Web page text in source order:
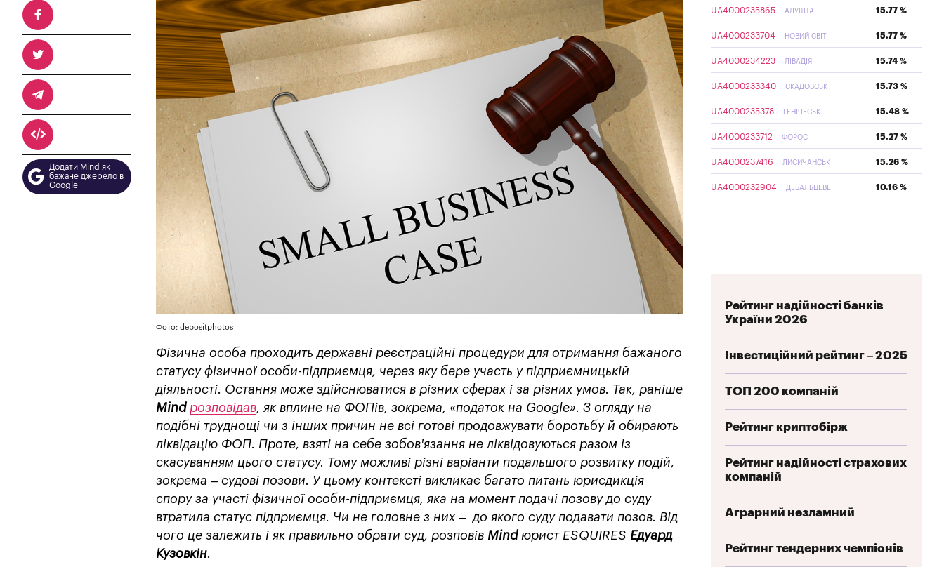
Додати Mind як
бажане джерело в
Google
Фото: depositphotos
Фізична особа проходить державні реєстраційні процедури для отримання бажаного
статусу фізичної особи-підприємця, через яку бере участь у підприємницькій
діяльності. Остання може здійснюватися в різних сферах і за різних умов. Так, раніше
Mind розповідав, як вплине на ФОПів, зокрема, «податок на Google». З огляду на
подібні труднощі чи з інших причин не всі готові продовжувати боротьбу й обирають
ліквідацію ФОП. Проте, взяті на себе зобов'язання не ліквідовуються разом із
скасуванням цього статусу. Тому можливі різні варіанти подальшого розвитку подій,
зокрема – судові позови. У цьому контексті викликає багато питань юрисдикція
спору за участі фізичної особи-підприємця, яка на момент подачі позову до суду
втратила статус підприємця. Чи не головне з них – до якого суду подавати позов. Від
чого це залежить і як правильно обрати суд, розповів Mind юрист ESQUIRES Едуард
Кузовкін.
UA4000235865 АЛУШТА 15.77 %
UA4000233704 НОВИЙ СВІТ 15.77 %
UA4000234223 ЛІВАДІЯ 15.74 %
UA4000233340 СКАДОВСЬК 15.73 %
UA4000235378 ГЕНІЧЕСЬК 15.48 %
UA4000233712 ФОРОС 15.27 %
UA4000237416 ЛИСИЧАНСЬК 15.26 %
UA4000232904 ДЕБАЛЬЦЕВЕ 10.16 %
Рейтинг надійності банків
України 2026
Інвестиційний рейтинг – 2025
ТОП 200 компаній
Рейтинг криптобірж
Рейтинг надійності страхових
компаній
Аграрний незламний
Рейтинг тендерних чемпіонів